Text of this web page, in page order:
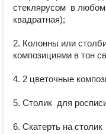
стеклярусом  в
квадратная);
2. Колонны или
композициями в тон
4. 2 цветочные
5. Столик  для
6. Скатерть на столик